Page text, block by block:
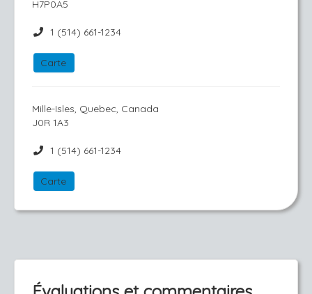
H7P0A5
1 (514) 661-1234
Carte
Mille-Isles, Quebec, Canada
J0R 1A3
1 (514) 661-1234
Carte